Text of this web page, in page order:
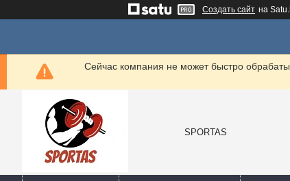
Создать сайт на
Сейчас компания не может быстро
SPORTAS